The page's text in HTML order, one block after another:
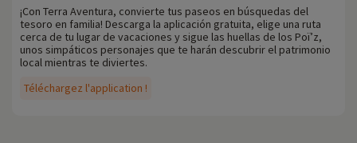
Téléchargez l'application !
¡Con Terra Aventura, convierte tus paseos en búsquedas del
tesoro en familia! Descarga la aplicación gratuita, elige una ruta
cerca de tu lugar de vacaciones y sigue las huellas de los Poï’z,
unos simpáticos personajes que te harán descubrir el patrimonio
local mientras te diviertes.